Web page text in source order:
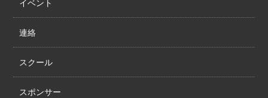
イベント
連絡
スクール
スポンサー